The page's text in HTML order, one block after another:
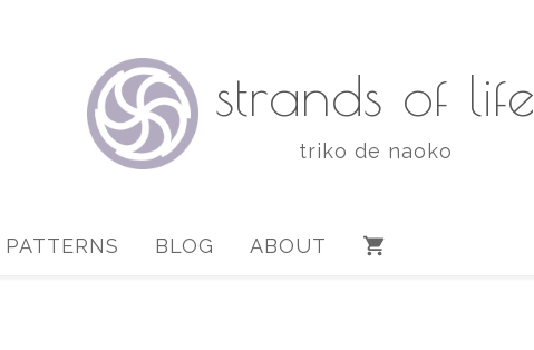
strands of life
triko de naoko
PATTERNS BLOG ABOUT